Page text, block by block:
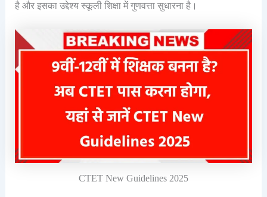
है और इसका उद्देश्य स्कूली शिक्षा में गुणवत्ता सुधारना है।
CTET New Guidelines 2025